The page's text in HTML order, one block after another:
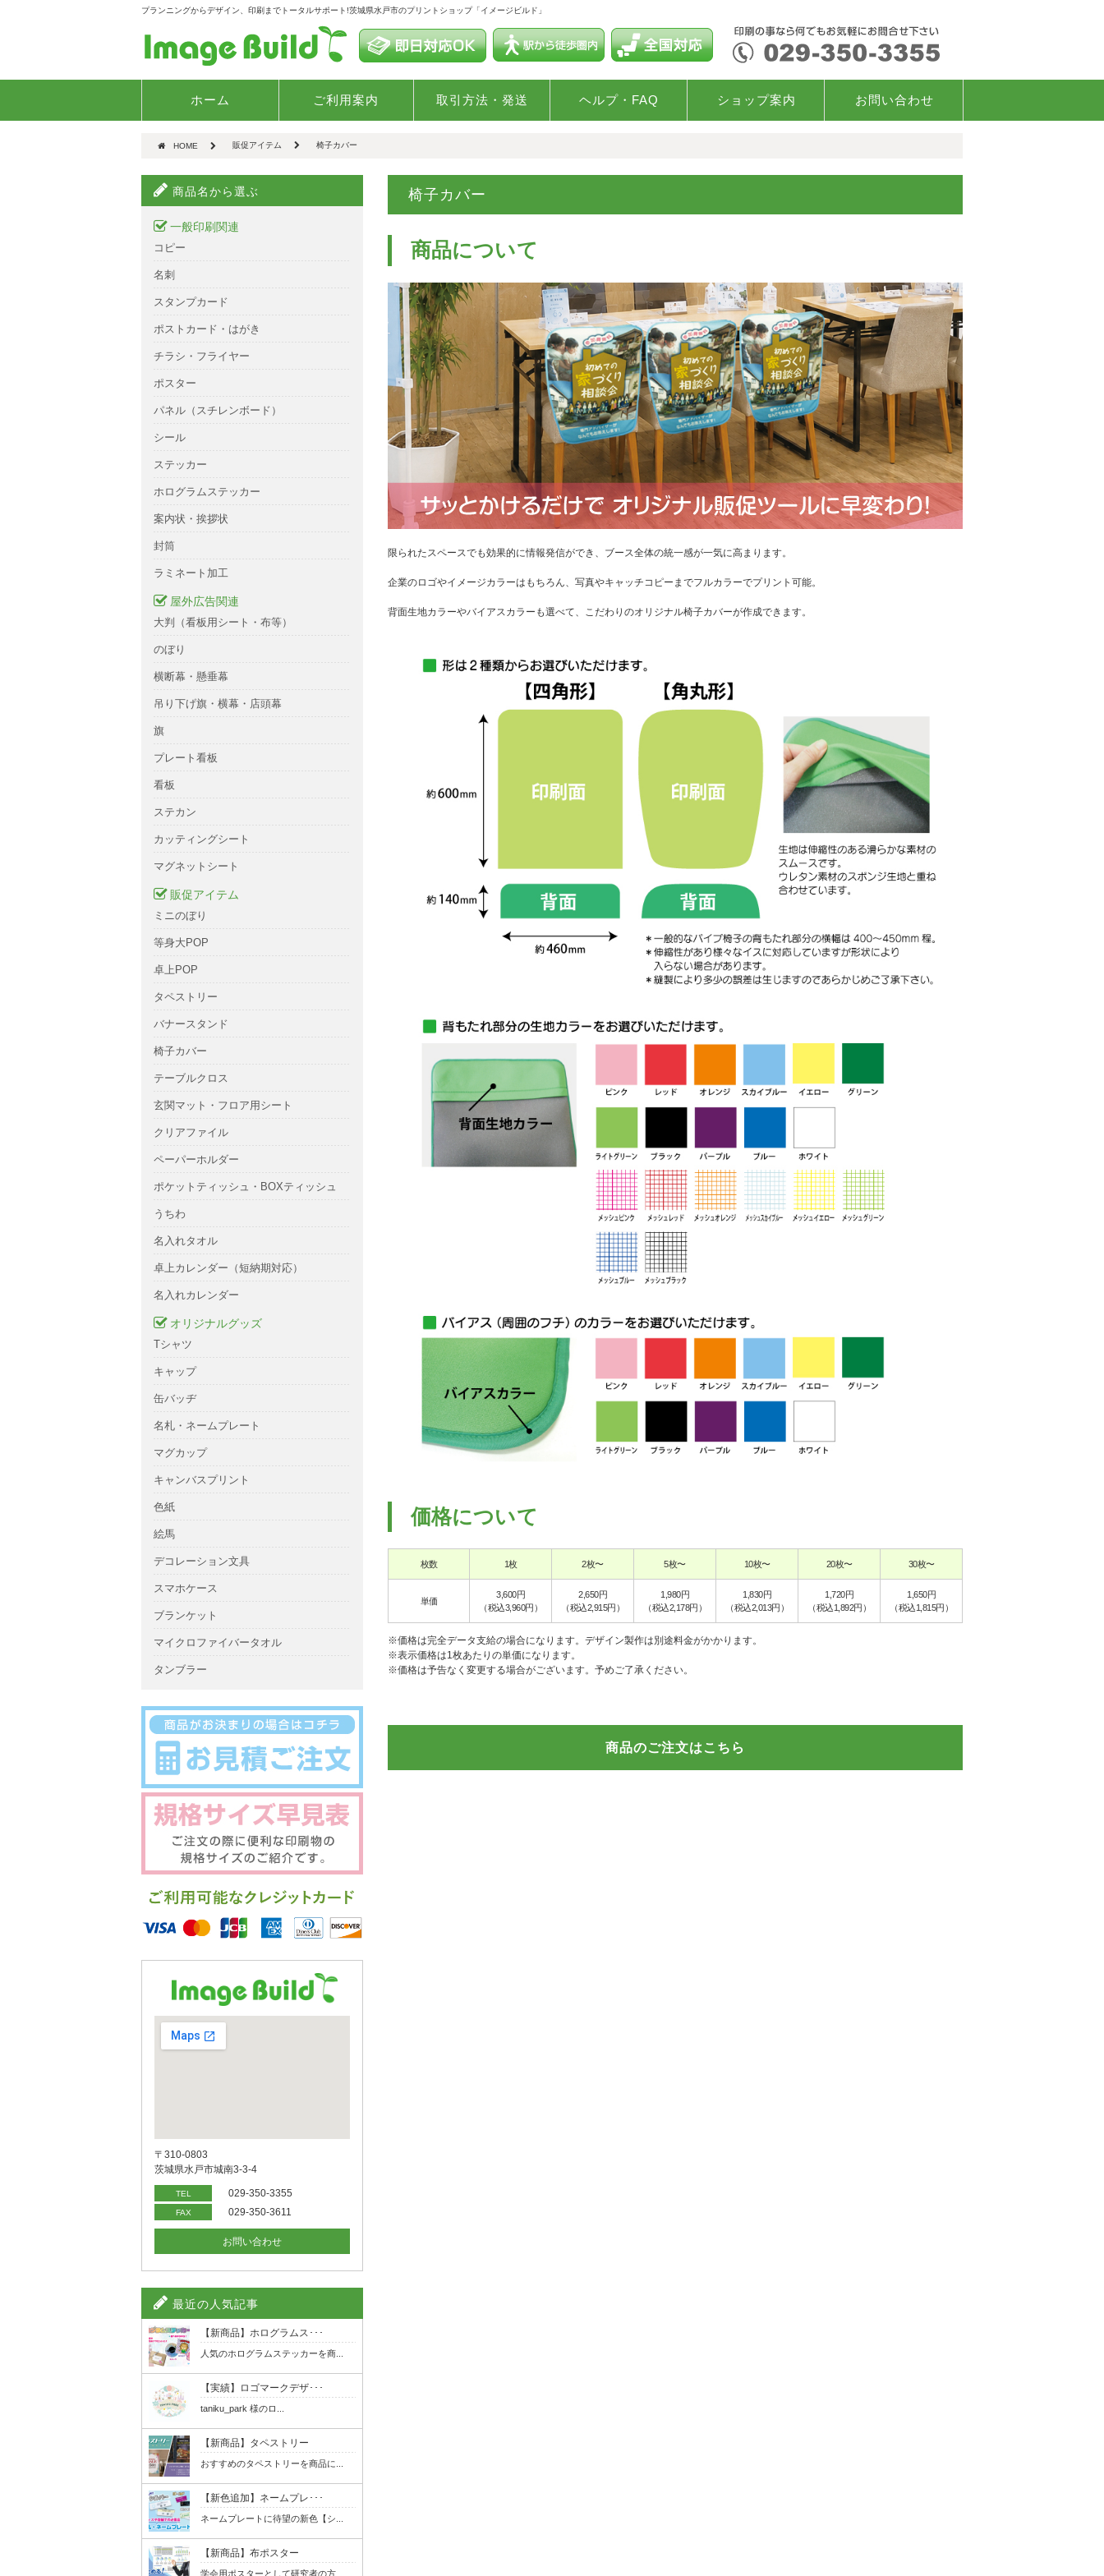
プランニングからデザイン、印刷までトータルサポート!茨城県水戸市のプリントショップ「イメージビルド」
ホーム ご利用案内 取引方法・発送 ヘルプ・FAQ ショップ案内 お問い合わせ
HOME 販促アイテム 椅子カバー
椅子カバー
商品について
限られたスペースでも効果的に情報発信ができ、ブース全体の統一感が一気に高まります。
企業のロゴやイメージカラーはもちろん、写真やキャッチコピーまでフルカラーでプリント可能。
背面生地カラーやバイアスカラーも選べて、こだわりのオリジナル椅子カバーが作成できます。
価格について
枚数 1枚 2枚〜 5枚〜 10枚〜 20枚〜 30枚〜
単価
3,600円
（税込3,960円）
2,650円
（税込2,915円）
1,980円
（税込2,178円）
1,830円
（税込2,013円）
1,720円
（税込1,892円）
1,650円
（税込1,815円）
※価格は完全データ支給の場合になります。デザイン製作は別途料金がかかります。
※表示価格は1枚あたりの単価になります。
※価格は予告なく変更する場合がございます。予めご了承ください。
商品のご注文はこちら
商品名から選ぶ
一般印刷関連
コピー
名刺
スタンプカード
ポストカード・はがき
チラシ・フライヤー
ポスター
パネル（スチレンボード）
シール
ステッカー
ホログラムステッカー
案内状・挨拶状
封筒
ラミネート加工
屋外広告関連
大判（看板用シート・布等）
のぼり
横断幕・懸垂幕
吊り下げ旗・横幕・店頭幕
旗
プレート看板
看板
ステカン
カッティングシート
マグネットシート
販促アイテム
ミニのぼり
等身大POP
卓上POP
タペストリー
バナースタンド
椅子カバー
テーブルクロス
玄関マット・フロア用シート
クリアファイル
ペーパーホルダー
ポケットティッシュ・BOXティッシュ
うちわ
名入れタオル
卓上カレンダー（短納期対応）
名入れカレンダー
オリジナルグッズ
Tシャツ
キャップ
缶バッヂ
名札・ネームプレート
マグカップ
キャンバスプリント
色紙
絵馬
デコレーション文具
スマホケース
ブランケット
マイクロファイバータオル
タンブラー
〒310-0803
茨城県水戸市城南3-3-4
TEL 029-350-3355
FAX 029-350-3611
お問い合わせ
最近の人気記事
【新商品】ホログラムス･･･
人気のホログラムステッカーを商...
【実績】ロゴマークデザ･･･
taniku_park 様のロ...
【新商品】タペストリー
おすすめのタペストリーを商品に...
【新色追加】ネームプレ･･･
ネームプレートに待望の新色【シ...
【新商品】布ポスター
学会用ポスターとして研究者の方...